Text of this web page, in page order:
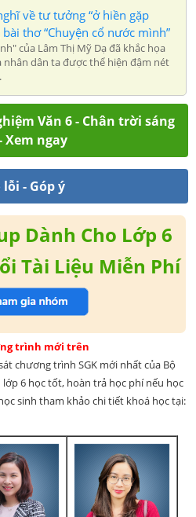
về tư tưởng “ở hiền gặp
thơ “Chuyện cổ nước mình”
của Lâm Thị Mỹ Dạ đã khắc họa
dân ta được thể hiện đậm nét
Văn 6 - Chân trời sáng
Xem ngay
lỗi - Góp ý
Dành Cho Lớp 6
Tài Liệu Miễn Phí
trình mới trên
chương trình SGK mới nhất của Bộ
lớp 6 học tốt, hoàn trả học phí nếu học
sinh tham khảo chi tiết khoá học tại: